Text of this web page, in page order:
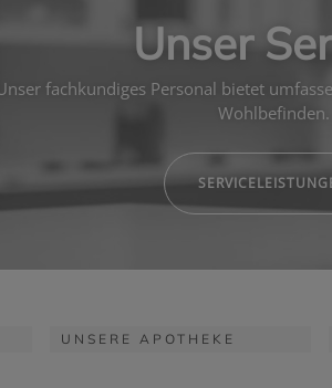
Unser
fachkundiges Personal bietet
Wohlbefinden.
UNSERE APOTHEKE